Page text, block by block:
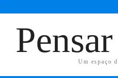
Um espaço